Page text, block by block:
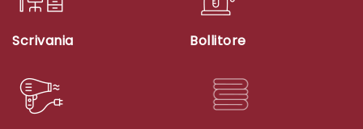
Scrivania Bollitore